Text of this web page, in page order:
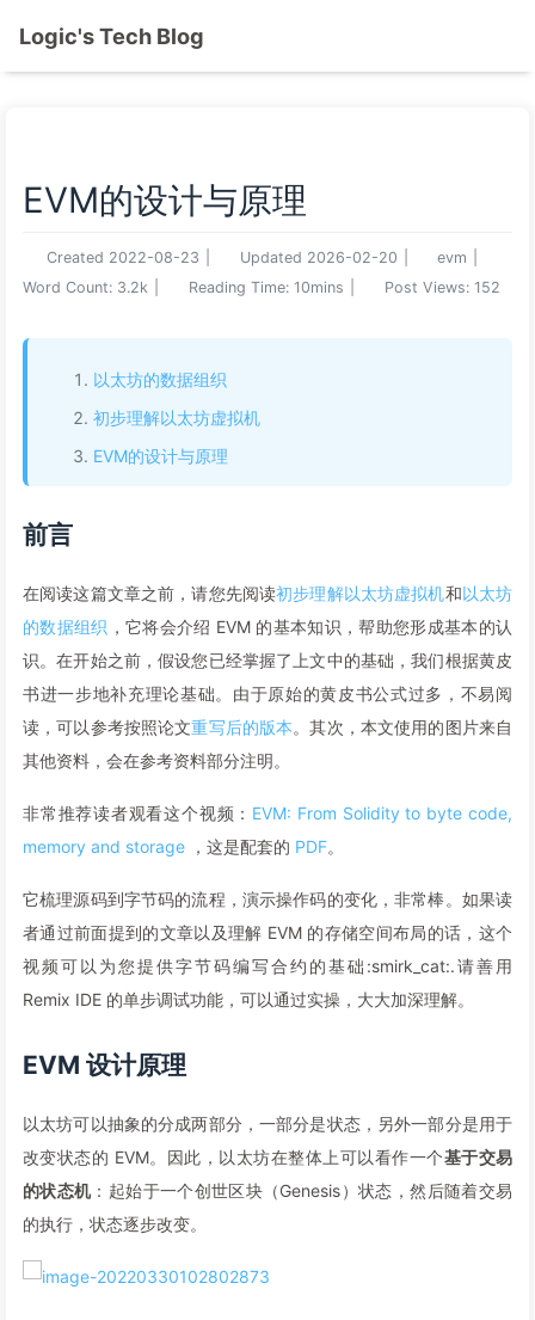
Logic's Tech Blog
EVM的设计与原理
Created 2022-08-23 Updated 2026-02-20 evm
Word Count: 3.2k Reading Time: 10mins Post Views: 152
以太坊的数据组织
初步理解以太坊虚拟机
EVM的设计与原理
前言
在阅读这篇文章之前，请您先阅读初步理解以太坊虚拟机和以太坊
的数据组织 ，它将会介绍 EVM 的基本知识，帮助您形成基本的认
识。在开始之前，假设您已经掌握了上文中的基础，我们根据黄皮
书进一步地补充理论基础。由于原始的黄皮书公式过多，不易阅
读，可以参考按照论文重写后的版本。其次，本文使用的图片来自
其他资料，会在参考资料部分注明。
非常推荐读者观看这个视频： EVM: From Solidity to byte code,
memory and storage ，这是配套的 PDF。
它梳理源码到字节码的流程，演示操作码的变化，非常棒。如果读
者通过前面提到的文章以及理解 EVM 的存储空间布局的话，这个
视频可以为您提供字节码编写合约的基础:smirk_cat:.请善用
Remix IDE 的单步调试功能，可以通过实操，大大加深理解。
EVM 设计原理
以太坊可以抽象的分成两部分，一部分是状态，另外一部分是用于
改变状态的 EVM。因此，以太坊在整体上可以看作一个基于交易
的状态机：起始于一个创世区块（Genesis）状态，然后随着交易
的执行，状态逐步改变。